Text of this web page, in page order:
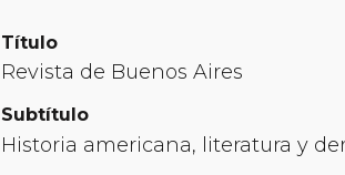
Título
Revista de Buenos Aires
Subtítulo
Historia americana, literatura y